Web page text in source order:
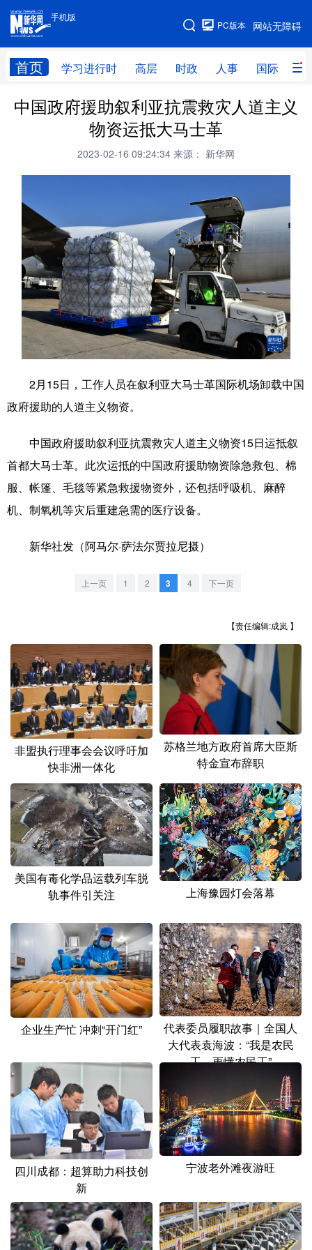
手机版
网站无障碍
PC版本
首页 学习进行时 高层 时政 人事 国际 财
手机版
网站地图
学习进行时 高层 时政 人事
财经 网评
全球连线
文化 书画 健康 军事
访谈 视频 图片
法律 中央文件 金融 汽车
食品 人居 信息化 数字经济
学术中国 乡村振兴 溯源中国
彩票
文化产业
地方频道
北京 天津 河北
湖南
广东 广西 海南 重庆
四川 贵州 云南 西藏
陕西 甘肃 青海
新疆 内蒙古 黑龙江
多语种频道
English Español Français عربى
Русский язык 日本語 한국어
Deutsch Português
中国政府援助叙利亚抗震救灾人道主义
物资运抵大马士革
2023-02-16 09:24:34 来源： 新华网
2月15日，工作人员在叙利亚大马士革国际机场卸载中国
政府援助的人道主义物资。
中国政府援助叙利亚抗震救灾人道主义物资15日运抵叙
首都大马士革。此次运抵的中国政府援助物资除急救包、棉
服、帐篷、毛毯等紧急救援物资外，还包括呼吸机、麻醉
机、制氧机等灾后重建急需的医疗设备。
新华社发（阿马尔·萨法尔贾拉尼摄）
上一页 1 2 3 4 下一页
【责任编辑:成岚 】
非盟执行理事会会议呼吁加
快非洲一体化
苏格兰地方政府首席大臣斯
特金宣布辞职
美国有毒化学品运载列车脱
轨事件引关注
上海豫园灯会落幕
企业生产忙 冲刺“开门红”
代表委员履职故事｜全国人
大代表袁海波：“我是农民
工，更懂农民工”
四川成都：超算助力科技创
新
宁波老外滩夜游旺